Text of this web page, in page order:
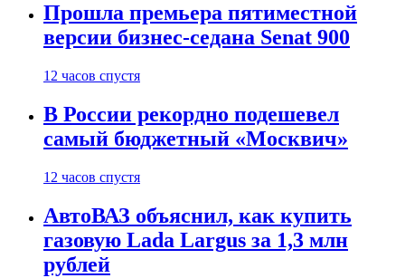
Прошла премьера пятиместной
версии бизнес-седана Senat 900
12 часов спустя
В России рекордно подешевел
самый бюджетный «Москвич»
12 часов спустя
АвтоВАЗ объяснил, как купить
газовую Lada Largus за 1,3 млн
рублей